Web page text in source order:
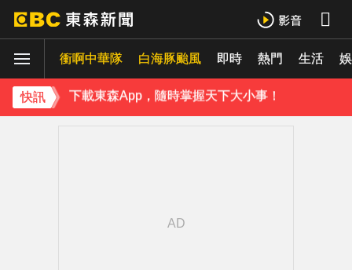
衝啊中華隊 白海豚颱風 即時 熱門 生活
快訊
下載東森App，隨時掌握天下大小事！